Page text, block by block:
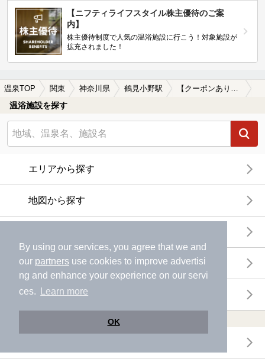
By using our services, you agree that we and
our partners use cookies to improve advertisi
ng and enhance your experience on our servi
ces.
Learn more
OK
【ニフティライフスタイル株主優待のご案
内】
株主優待制度で人気の温浴施設に行こう！対象施設が
拡充されました！
温泉TOP 関東 神奈川県 鶴見小野駅
温浴施設を探す
エリアから探す
地図から探す
温泉地から探す
関連キーワードから探す